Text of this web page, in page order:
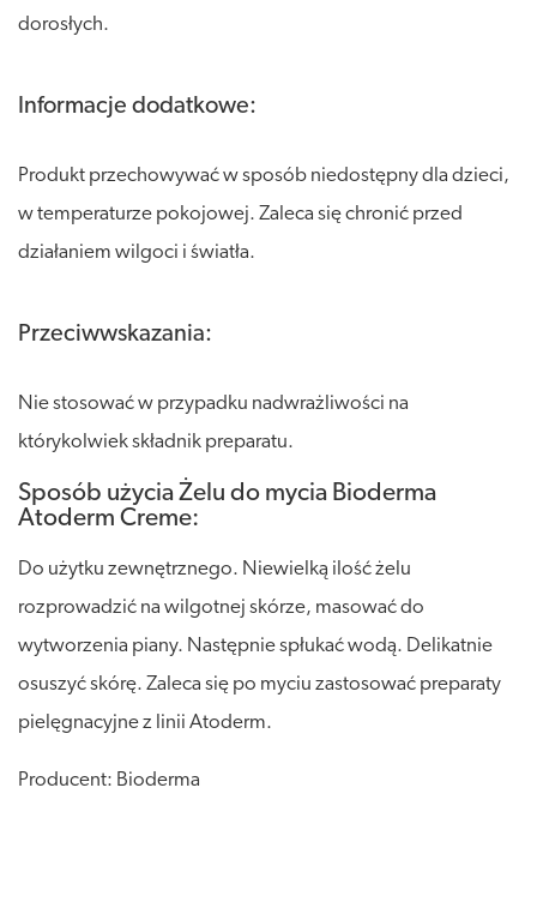
dorosłych.
Informacje dodatkowe:
Produkt przechowywać w sposób niedostępny dla dzieci,
w temperaturze pokojowej. Zaleca się chronić przed
działaniem wilgoci i światła.
Przeciwwskazania:
Nie stosować w przypadku nadwrażliwości na
którykolwiek składnik preparatu.
Sposób użycia Żelu do mycia Bioderma
Atoderm Creme:
Do użytku zewnętrznego. Niewielką ilość żelu
rozprowadzić na wilgotnej skórze, masować do
wytworzenia piany. Następnie spłukać wodą. Delikatnie
osuszyć skórę. Zaleca się po myciu zastosować preparaty
pielęgnacyjne z linii Atoderm.
Producent: Bioderma